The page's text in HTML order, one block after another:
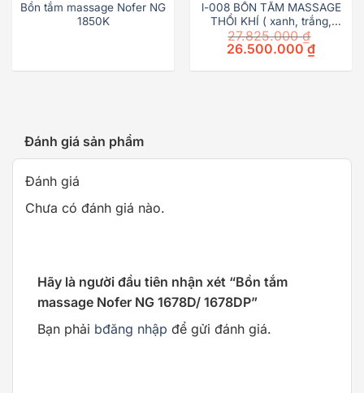
Bồn tắm massage Nofer NG
1850K
l-008 BỒN TẮM MASSAGE
THỔI KHÍ ( xanh, trắng,
hồng )
27.825.000₫
Original
price
was:
26.500.000₫Current
is:
Đánh giá sản phẩm
Đánh giá
Chưa có đánh giá nào.
Hãy là người đầu tiên nhận xét “Bồn tắm
massage Nofer NG 1678D/ 1678DP”
Bạn phải bđăng nhập để gửi đánh giá.